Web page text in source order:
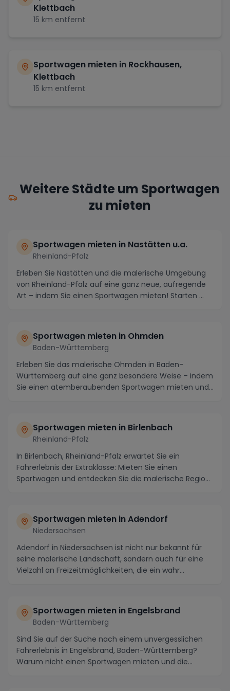
Klettbach
15 km entfernt
Sportwagen mieten in Rockhausen,
Klettbach
15 km entfernt
Weitere Städte um Sportwagen
zu mieten
Sportwagen mieten in Nastätten u.a.
Rheinland-Pfalz
Erleben Sie Nastätten und die malerische Umgebung
von Rheinland-Pfalz auf eine ganz neue, aufregende
Art – indem Sie einen Sportwagen mieten! Starten ...
Sportwagen mieten in Ohmden
Baden-Württemberg
Erleben Sie das malerische Ohmden in Baden-
Württemberg auf eine ganz besondere Weise – indem
Sie einen atemberaubenden Sportwagen mieten und
Sportwagen mieten in Birlenbach
Rheinland-Pfalz
In Birlenbach, Rheinland-Pfalz erwartet Sie ein
Fahrerlebnis der Extraklasse: Mieten Sie einen
Sportwagen und entdecken Sie die malerische Region
Sportwagen mieten in Adendorf
Niedersachsen
Adendorf in Niedersachsen ist nicht nur bekannt für
seine malerische Landschaft, sondern auch für eine
Vielzahl an Freizeitmöglichkeiten, die ein wahr...
Sportwagen mieten in Engelsbrand
Baden-Württemberg
Sind Sie auf der Suche nach einem unvergesslichen
Fahrerlebnis in Engelsbrand, Baden-Württemberg?
Warum nicht einen Sportwagen mieten und die